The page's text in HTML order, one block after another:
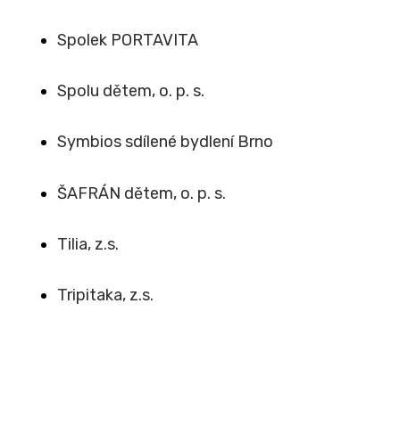
Spolek PORTAVITA
Spolu dětem, o. p. s.
Symbios sdílené bydlení Brno
ŠAFRÁN dětem, o. p. s.
Tilia, z.s.
Tripitaka, z.s.